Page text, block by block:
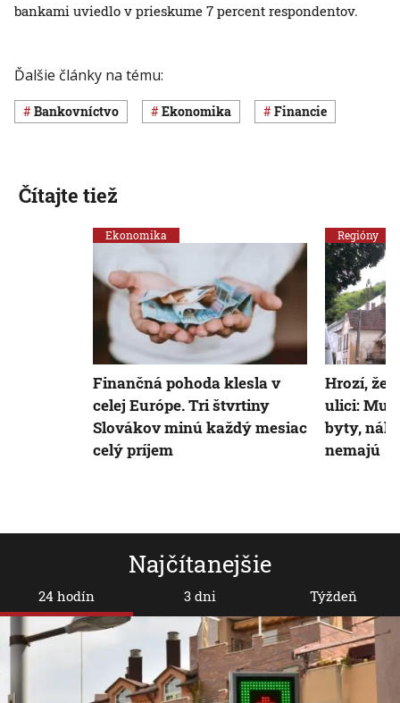
bankami uviedlo v prieskume 7 percent respondentov.
Ďalšie články na tému:
Bankovníctvo ekonomika Financie
Najčítanejšie
24 hodín 3 dni Týždeň
Čítajte tiež
Ekonomika
Finančná pohoda klesla v
celej Európe. Tri štvrtiny
Slovákov minú každý mesiac
celý príjem
Regióny
Hrozí, že
ulici:
byty,
nemajú